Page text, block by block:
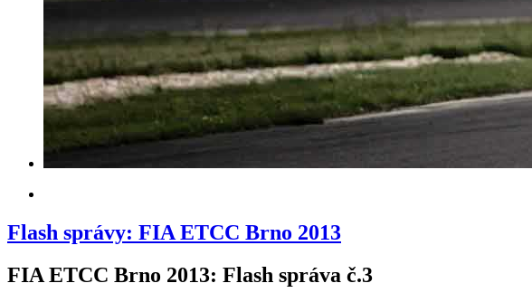
Flash správy: FIA ETCC Brno 2013
FIA ETCC Brno 2013: Flash správa č.3